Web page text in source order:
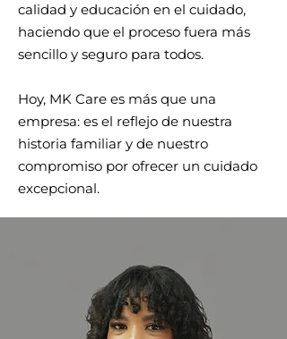
calidad y educación en el cuidado,
haciendo que el proceso fuera más
sencillo y seguro para todos.
Hoy, MK Care es más que una
empresa: es el reflejo de nuestra
historia familiar y de nuestro
compromiso por ofrecer un cuidado
excepcional.